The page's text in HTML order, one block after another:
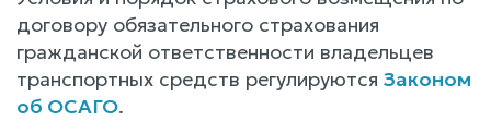
договору обязательного страхования
гражданской ответственности владельцев
транспортных средств регулируются Законом
об ОСАГО.